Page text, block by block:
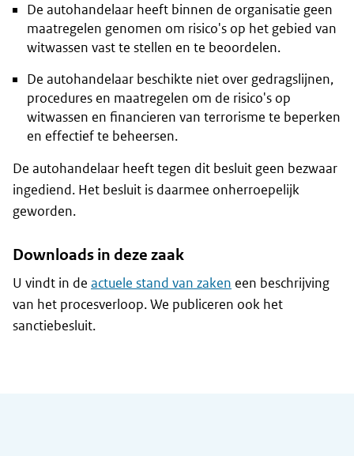
De autohandelaar heeft binnen de organisatie geen
maatregelen genomen om risico's op het gebied van
witwassen vast te stellen en te beoordelen.
De autohandelaar beschikte niet over gedragslijnen,
procedures en maatregelen om de risico's op
witwassen en financieren van terrorisme te beperken
en effectief te beheersen.
De autohandelaar heeft tegen dit besluit geen bezwaar
ingediend. Het besluit is daarmee onherroepelijk
geworden.
Downloads in deze zaak
U vindt in de actuele stand van zaken een beschrijving
van het procesverloop. We publiceren ook het
sanctiebesluit.